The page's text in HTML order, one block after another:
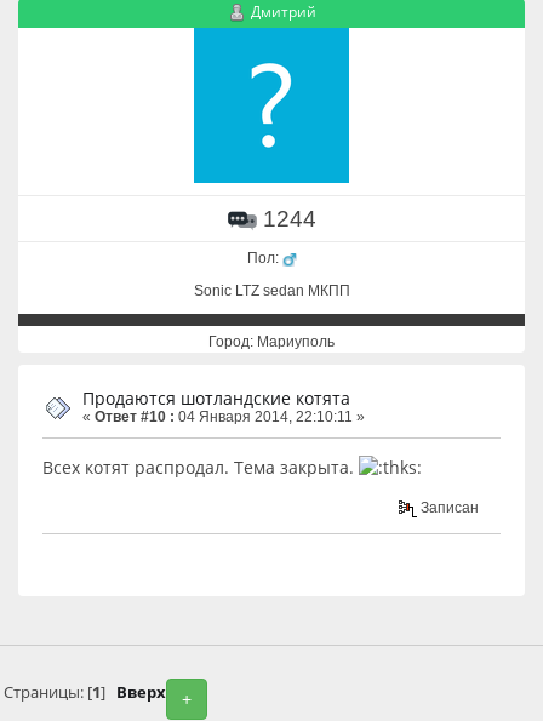
Дмитрий
1244
Пол:
Sonic LTZ sedan МКПП
Город: Мариуполь
Продаются шотландские котята
« Ответ #10 : 04 Января 2014, 22:10:11 »
Всех котят распродал. Тема закрыта.
Записан
+
Страницы: [1] Вверх